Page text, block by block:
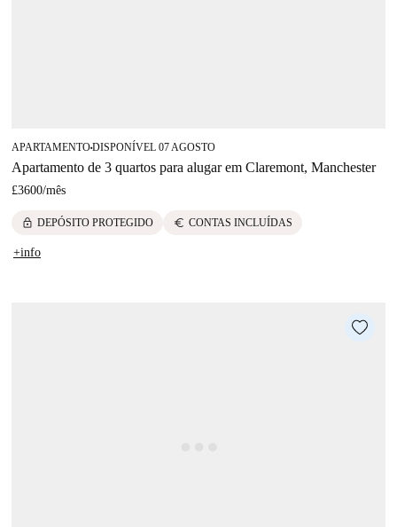
APARTAMENTO■DISPONÍVEL 07 AGOSTO
Apartamento de 3 quartos para alugar em Claremont, Manchester
£3600/mês
lock DEPÓSITO PROTEGIDO euro CONTAS INCLUÍDAS
+info